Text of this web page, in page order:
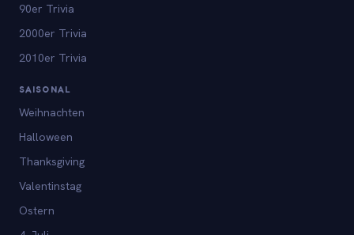
90er Trivia
2000er Trivia
2010er Trivia
SAISONAL
Weihnachten
Halloween
Thanksgiving
Valentinstag
Ostern